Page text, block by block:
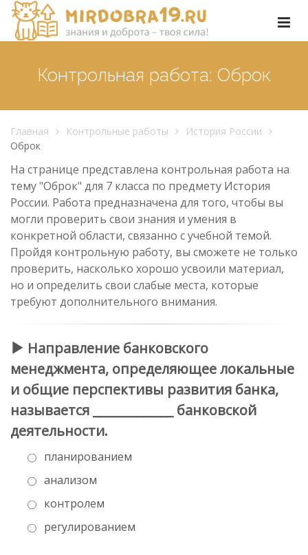
Контрольная работа: Оброк
Главная Контрольные работы
История России
Оброк
На странице представлена контрольная работа на
тему "Оброк" для 7 класса по предмету История
России. Работа предназначена для того, чтобы вы
могли проверить свои знания и умения в
конкретной области, связанно с учебной темой.
Пройдя контрольную работу, вы сможете не только
проверить, насколько хорошо усвоили материал,
но и определить свои слабые места, которые
требуют дополнительного внимания.
Направление банковского
менеджмента, определяющее локальные
и общие перспективы развития банка,
называется _____________ банковской
деятельности.
планированием
анализом
контролем
регулированием